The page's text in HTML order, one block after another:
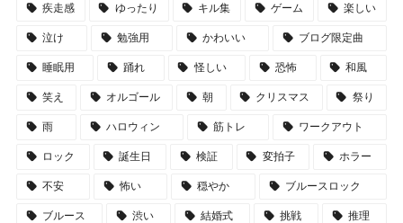
疾走感 ゆったり キル集 ゲーム 楽しい
泣け 勉強用 かわいい ブログ限定曲
睡眠用 踊れ 怪しい 恐怖 和風
笑え オルゴール 朝 クリスマス 祭り
雨 ハロウィン 筋トレ ワークアウト
ロック 誕生日 検証 変拍子 ホラー
不安 怖い 穏やか ブルースロック
ブルース 渋い 結婚式 挑戦 推理